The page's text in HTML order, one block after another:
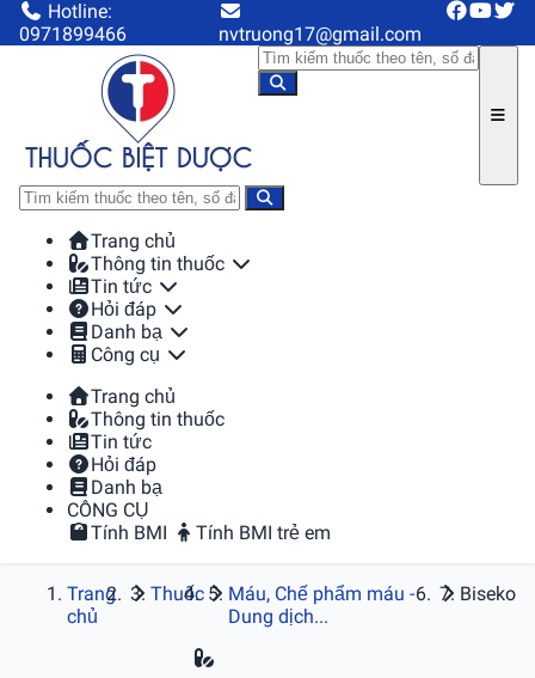
Hotline:
0971899466
nvtruong17@gmail.com
Trang chủ
Thông tin thuốc
Tin tức
Hỏi đáp
Danh bạ
Công cụ
Trang chủ
Thông tin thuốc
Tin tức
Hỏi đáp
Danh bạ
CÔNG CỤ
Tính BMI
Tính BMI trẻ em
Trang
chủ
Thuốc
Máu, Chế phẩm máu -
Dung dịch...
Biseko